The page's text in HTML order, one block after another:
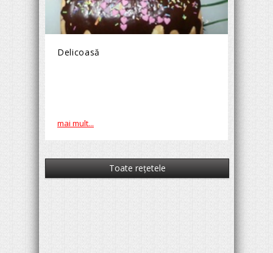
Delicoasă
mai mult...
Toate reţetele